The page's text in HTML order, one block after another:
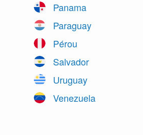
Panama
Paraguay
Pérou
Salvador
Uruguay
Venezuela